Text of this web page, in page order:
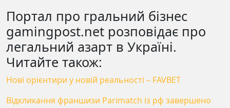
Портал про гральний бізнес
gamingpost.net розповідає про
легальний азарт в Україні.
Читайте також:
Нові орієнтири у новій реальності – FAVBET
Відкликання франшизи Parimatch із рф завершено